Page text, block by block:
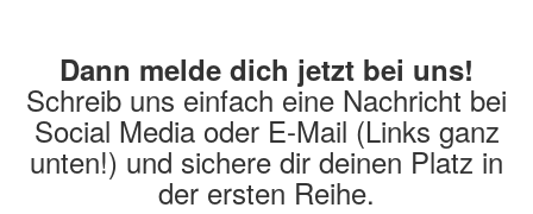
Dann melde dich jetzt bei uns!
Schreib uns einfach eine Nachricht bei
Social Media oder E-Mail (Links ganz
unten!) und sichere dir deinen Platz in
der ersten Reihe.